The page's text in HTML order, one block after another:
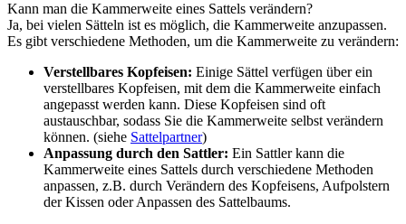
Kann man die Kammerweite eines Sattels verändern?
Ja, bei vielen Sätteln ist es möglich, die Kammerweite anzupassen.
Es gibt verschiedene Methoden, um die Kammerweite zu verändern:
Verstellbares Kopfeisen: Einige Sättel verfügen über ein
verstellbares Kopfeisen, mit dem die Kammerweite einfach
angepasst werden kann. Diese Kopfeisen sind oft
austauschbar, sodass Sie die Kammerweite selbst verändern
können. (siehe Sattelpartner)
Anpassung durch den Sattler: Ein Sattler kann die
Kammerweite eines Sattels durch verschiedene Methoden
anpassen, z.B. durch Verändern des Kopfeisens, Aufpolstern
der Kissen oder Anpassen des Sattelbaums.